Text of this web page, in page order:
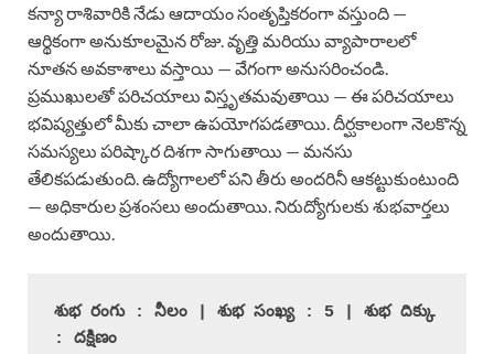
కన్యా రాశివారికి నేడు ఆదాయం సంతృప్తికరంగా వస్తుంది —
ఆర్థికంగా అనుకూలమైన రోజు. వృత్తి మరియు వ్యాపారాలలో
నూతన అవకాశాలు వస్తాయి — వేగంగా అనుసరించండి.
ప్రముఖులతో పరిచయాలు విస్తృతమవుతాయి — ఈ పరిచయాలు
భవిష్యత్తులో మీకు చాలా ఉపయోగపడతాయి. దీర్ఘకాలంగా నెలకొన్న
సమస్యలు పరిష్కార దిశగా సాగుతాయి — మనసు
తేలికపడుతుంది. ఉద్యోగాలలో పని తీరు అందరినీ ఆకట్టుకుంటుంది
— అధికారుల ప్రశంసలు అందుతాయి. నిరుద్యోగులకు శుభవార్తలు
అందుతాయి.
శుభ రంగు : నీలం | శుభ సంఖ్య : 5 | శుభ దిక్కు
: దక్షిణం